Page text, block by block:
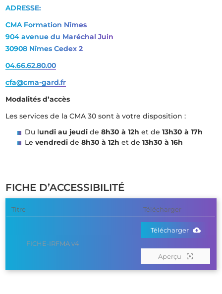
ADRESSE:
CMA Formation Nîmes
904 avenue du Maréchal Juin
30908 Nîmes Cedex 2
04.66.62.80.00
cfa@cma-gard.fr
Modalités d’accès
Les services de la CMA 30 sont à votre disposition :
Du lundi au jeudi de8h30 à 12h et de13h30 à 17h
Levendredi de8h30 à 12h et de13h30 à 16h
FICHE D’ACCESSIBILITÉ
Titre Télécharger
FICHE-IRFMA v4
Télécharger
Aperçu